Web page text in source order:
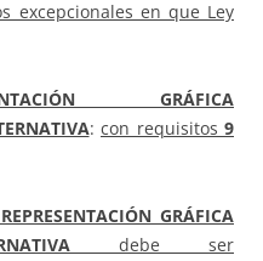
excepcionales en que Ley
GRÁFICA
: con requisitos 9
GRÁFICA
debe ser